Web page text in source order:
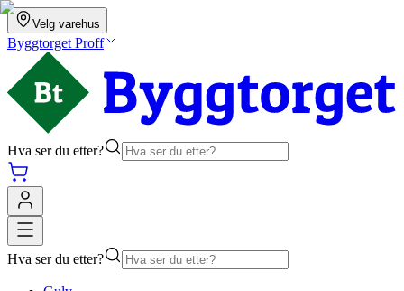
Velg varehus
Byggtorget Proff
Hva ser du etter?
Hva ser du etter?